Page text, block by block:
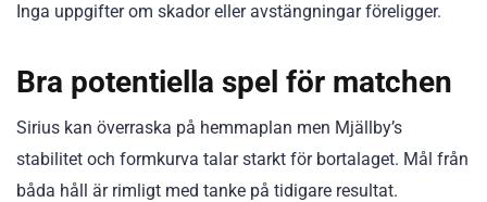
Inga uppgifter om skador eller avstängningar föreligger.
Bra potentiella spel för matchen
Sirius kan överraska på hemmaplan men Mjällby’s
stabilitet och formkurva talar starkt för bortalaget. Mål från
båda håll är rimligt med tanke på tidigare resultat.